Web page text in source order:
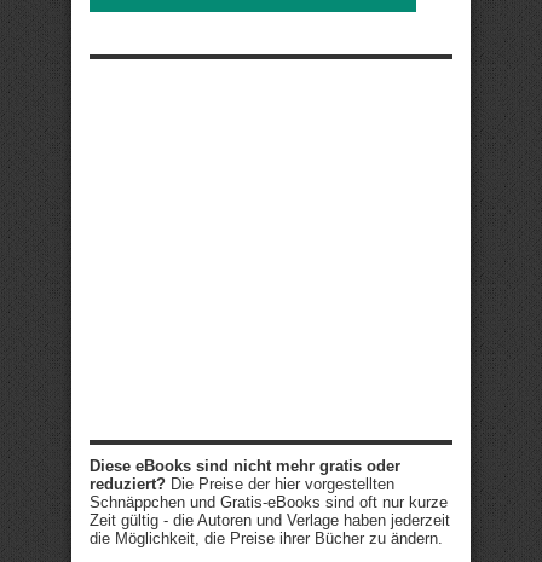
Diese eBooks sind nicht mehr gratis oder
reduziert? Die Preise der hier vorgestellten
Schnäppchen und Gratis-eBooks sind oft nur kurze
Zeit gültig - die Autoren und Verlage haben jederzeit
die Möglichkeit, die Preise ihrer Bücher zu ändern.